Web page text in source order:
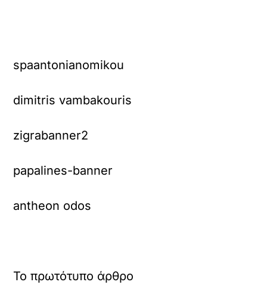
spaantonianomikou
dimitris vambakouris
zigrabanner2
papalines-banner
antheon odos
Το πρωτότυπο άρθρο